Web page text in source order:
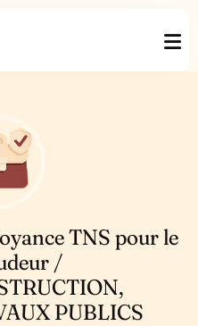
TNS pour le
/
PUBLICS